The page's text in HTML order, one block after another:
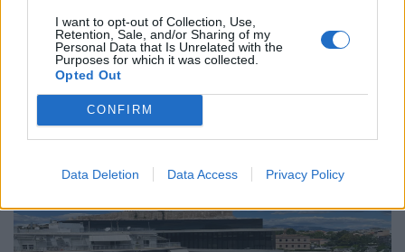
I want to opt-out of Collection, Use,
Retention, Sale, and/or Sharing of my
Personal Data that Is Unrelated with the
Purposes for which it was collected.
Opted Out
CONFIRM
Data Deletion Data Access Privacy Policy
Το νέο "Ευρωβαρόμετρο" καταγράφει με ψυχρή ακρίβεια αυτή
την αντίφαση. Oι πολίτες που ανησυχούν βαθιά για πολέμους,
ακρίβεια και αποσταθεροποίηση, αλλά ταυτόχρονα ζητούν μια
πιο δυνατή, πιο παρούσα Ευ